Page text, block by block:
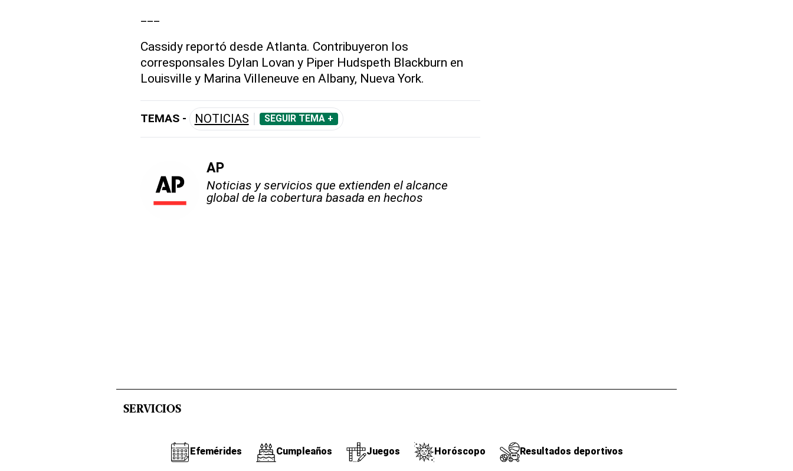
Cassidy reportó desde Atlanta. Contribuyeron los
corresponsales Dylan Lovan y Piper Hudspeth Blackburn en
Louisville y Marina Villeneuve en Albany, Nueva York.
TEMAS - NOTICIAS SEGUIR TEMA +
AP
Noticias y servicios que extienden el alcance
global de la cobertura basada en hechos
SERVICIOS
Efemérides Cumpleaños Juegos Horóscopo Resultados deportivos